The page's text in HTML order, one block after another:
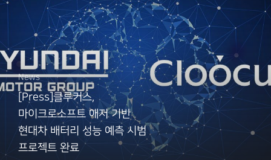
News
[Press]클루커스,
마이크로소프트 애저 기반
현대차 배터리 성능 예측 시범
프로젝트 완료